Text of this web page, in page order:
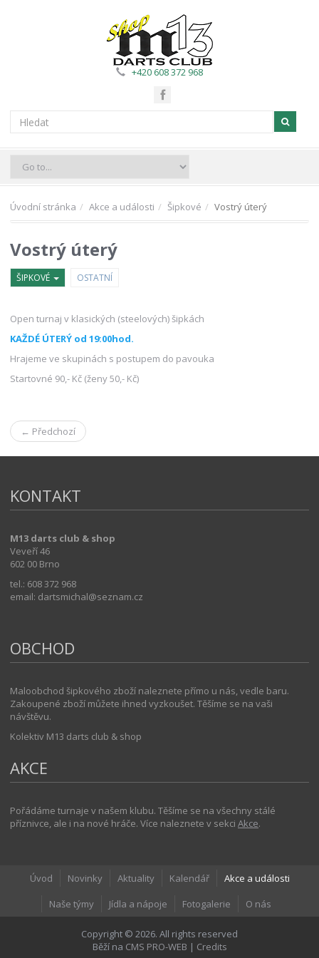
+420 608 372 968
Úvodní stránka Akce a události Šipkové Vostrý úterý
Vostrý úterý
ŠIPKOVÉ OSTATNÍ
Open turnaj v klasických (steelových) šipkách
KAŽDÉ ÚTERÝ od 19:00hod.
Hrajeme ve skupinách s postupem do pavouka
Startovné 90,- Kč (ženy 50,- Kč)
← Předchozí
KONTAKT
M13 darts club & shop
Veveří 46
602 00 Brno
tel.: 608 372 968
email: dartsmichal@seznam.cz
OBCHOD
Maloobchod šipkového zboží naleznete přímo u nás, vedle baru.
Zakoupené zboží můžete ihned vyzkoušet. Těšíme se na vaši
návštěvu.
Kolektiv M13 darts club & shop
AKCE
Pořádáme turnaje v našem klubu. Těšíme se na všechny stálé
příznivce, ale i na nové hráče. Více naleznete v sekci Akce.
Úvod Novinky Aktuality Kalendář
Akce a události
Naše týmy
Jídla a nápoje Fotogalerie O nás
Copyright © 2026. All rights reserved
Běží na CMS PRO-WEB | Credits